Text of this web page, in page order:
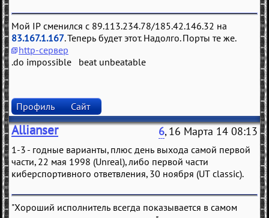
Мой IP сменился с 89.113.234.78/185.42.146.32 на
83.167.1.167. Теперь будет этот. Надолго. Порты те же.
http-сервер
.do impossible beat unbeatable
Профиль Сайт
Allianser 6, 16 Марта 14 08:13
1-3 - годные варианты, плюс день выхода самой первой
части, 22 мая 1998 (Unreal), либо первой части
киберспортивного ответвления, 30 ноября (UT classic).
"Хороший исполнитель всегда показывается в самом